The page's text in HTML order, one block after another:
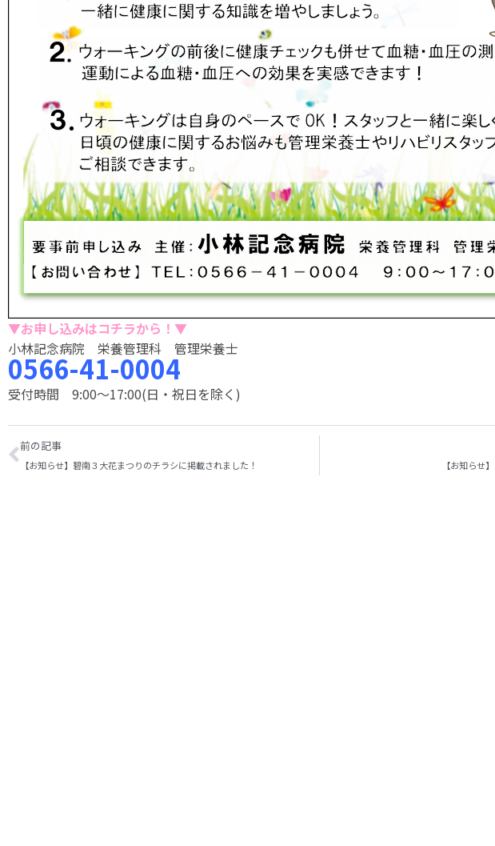
▼お申し込みはコチラから！▼
小林記念病院 栄養管理科 管理栄養士
0566-41-0004
受付時間 9:00〜17:00(日・祝日を除く)
前の記事
【お知らせ】碧南３大花まつりのチラシに掲載されました！ 【お知らせ